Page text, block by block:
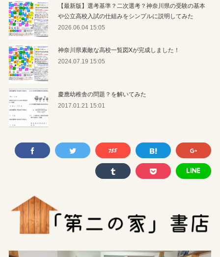
【最新版】選考基準？二次選考？神奈川県の受験の基本
や公立高校入試の仕組みをシンプルに説明してみた
2026.06.04 15:05
神奈川県素敵な高校一覧図Xが完成しました！
2024.07.19 15:05
慶應幼稚舎の問題？を解いてみた
2017.01.21 15:01